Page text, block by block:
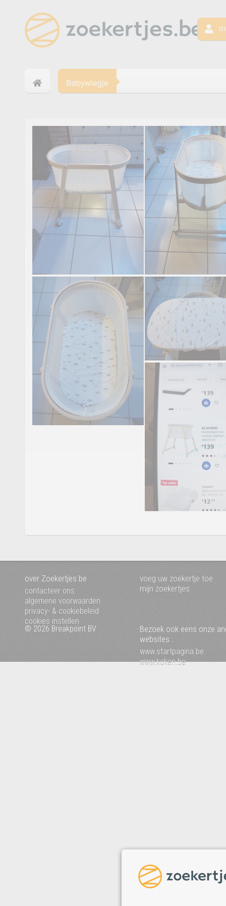
Babywiegje
over Zoekertjes.be
contacteer ons
algemene voorwaarden
privacy- & cookiebeleid
cookies instellen
voeg uw zoekertje toe
mijn zoekertjes
© 2026 Breakpoint BV
Bezoek ook eens onze
websites :
www.startpagina.be
www.koken.be